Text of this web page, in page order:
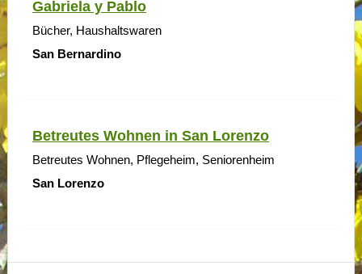
Gabriela y Pablo
Bücher, Haushaltswaren
San Bernardino
Betreutes Wohnen in San Lorenzo
Betreutes Wohnen, Pflegeheim, Seniorenheim
San Lorenzo